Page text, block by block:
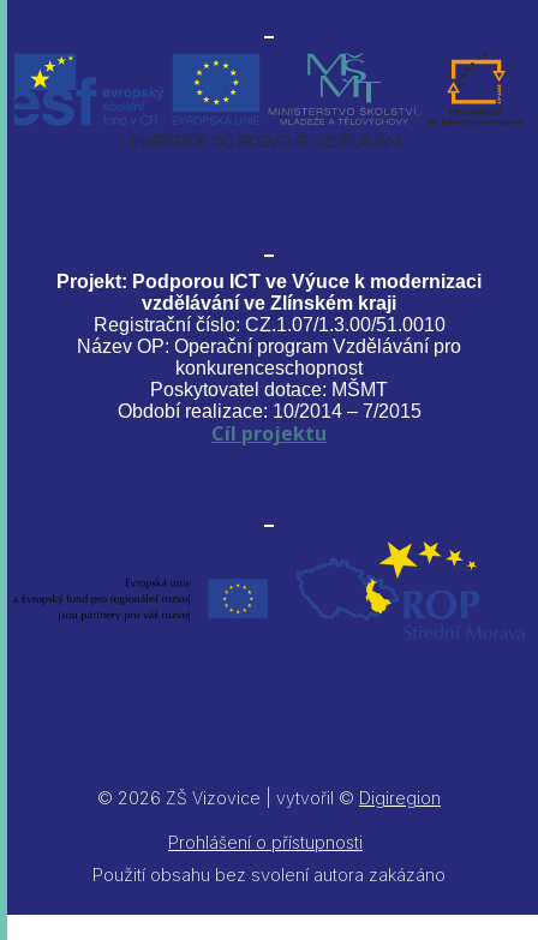
Projekt: Podporou ICT ve Výuce k modernizaci
vzdělávání ve Zlínském kraji
Registrační číslo: CZ.1.07/1.3.00/51.0010
Název OP: Operační program Vzdělávání pro
konkurenceschopnost
Poskytovatel dotace: MŠMT
Období realizace: 10/2014 – 7/2015
Cíl projektu
© 2026 ZŠ Vizovice | vytvořil © Digiregion
Prohlášení o přístupnosti
Použití obsahu bez svolení autora zakázáno